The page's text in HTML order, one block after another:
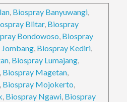
, Biospray Banyuwangi,
Blitar, Biospray
Bondowoso, Biospray
, Biospray Kediri,
, Biospray Lumajang,
, Biospray Magetan,
, Biospray Mojokerto,
, Biospray Ngawi, Biospray